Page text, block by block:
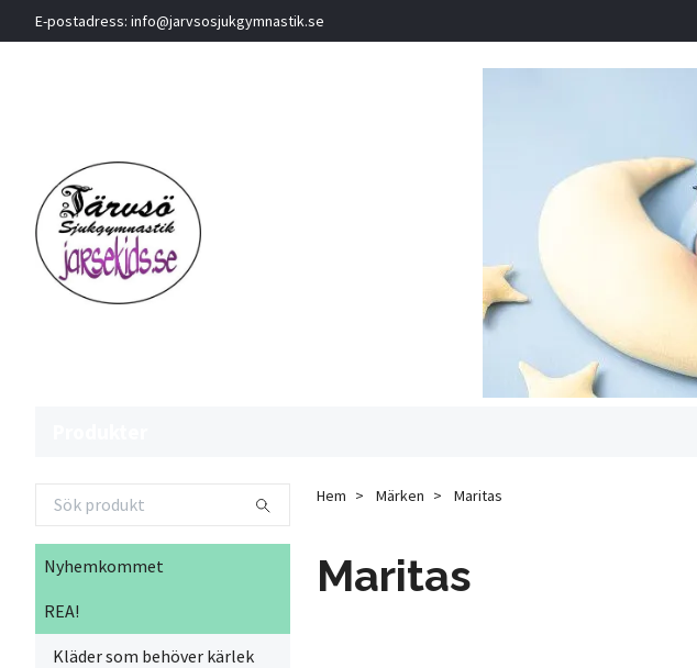
E-postadress: info@jarvsosjukgymnastik.se
Nyhemkommet
REA!
Kläder som behöver kärlek
Hem Märken Maritas
Maritas